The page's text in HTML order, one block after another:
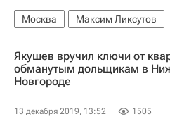
Москва
Максим Ликсутов
Московский метрополитен
Коммерческая недвижимость
Торговая недвижимость
Якушев вручил ключи от
обманутым дольщикам в
Новгороде
13 декабря 2019, 13:52 1505